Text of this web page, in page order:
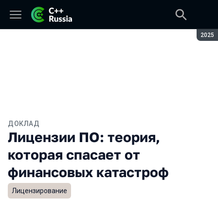
2025
ДОКЛАД
Лицензии ПО: теория,
которая спасает от
финансовых катастроф
Лицензирование